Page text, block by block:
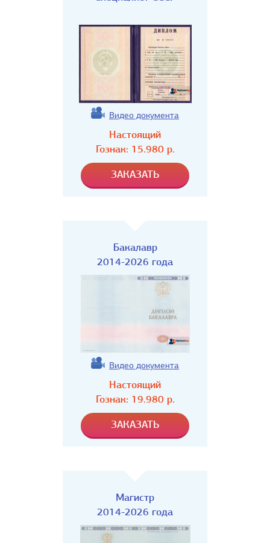
Видео документа
Настоящий
Гознак: 15.980р.
Бакалавр
2014-2026 года
Видео документа
Настоящий
Гознак: 19.980р.
Магистр
2014-2026 года